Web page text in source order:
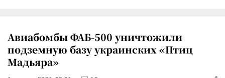
Авиабомбы ФАБ-500 уничтожили
подземную базу украинских «Птиц
Мадьяра»